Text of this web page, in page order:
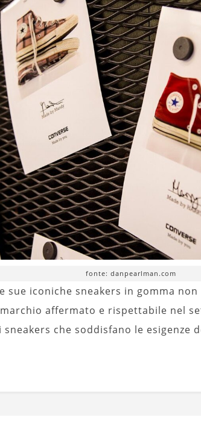
fonte: danpearlman.com
sue iconiche sneakers in gomma
affermato e rispettabile nel
sneakers che soddisfano le esigenze